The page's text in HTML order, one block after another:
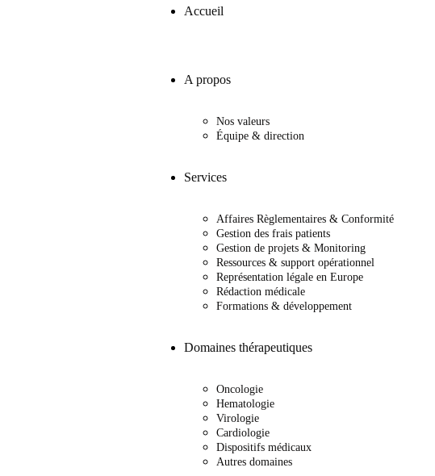
Accueil
A propos
Nos valeurs
Équipe & direction
Services
Affaires Règlementaires & Conformité
Gestion des frais patients
Gestion de projets & Monitoring
Ressources & support opérationnel
Représentation légale en Europe
Rédaction médicale
Formations & développement
Domaines thérapeutiques
Oncologie
Hematologie
Virologie
Cardiologie
Dispositifs médicaux
Autres domaines